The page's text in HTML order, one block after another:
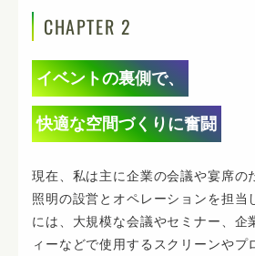
CHAPTER 2
イベントの裏側で、
快適な空間づくりに奮闘
現在、私は主に企業の会議や宴席の
照明の設営とオペレーションを担当
には、大規模な会議やセミナー、企
ィーなどで使用するスクリーンやプ